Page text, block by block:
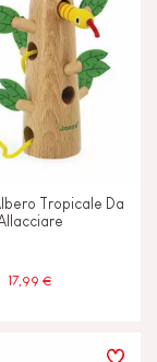
Tropicale Da
17,99 €